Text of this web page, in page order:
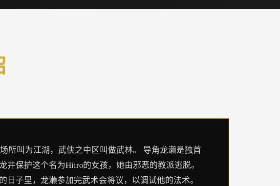
所叫为江湖，武侠之中区叫做武林。 导角龙濑是独首
保护这个名为Hiiro的女孩，她由邪恶的教派逃脱。
子里，龙濑参加完武术会将议，以调试他的法术。